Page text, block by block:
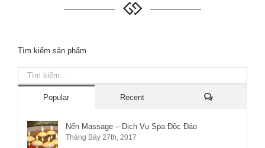
Tìm kiếm sản phẩm
Popular Recent
Nến Massage – Dịch Vụ Spa Độc Đáo
Tháng Bảy 27th, 2017